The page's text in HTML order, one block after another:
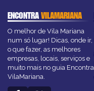
ENCONTRAVILAMARIANA
O melhor de Vila Mariana
num só lugar! Dicas, onde ir,
o que fazer, as melhores
empresas, locais, serviços e
muito mais no guia Encontra
VilaMariana.